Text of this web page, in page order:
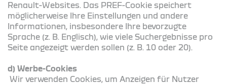
Renault-Websites. Das PREF-Cookie speichert
möglicherweise Ihre Einstellungen und andere
Informationen, insbesondere Ihre bevorzugte
Sprache (z. B. Englisch), wie viele Suchergebnisse pro
Seite angezeigt werden sollen (z. B. 10 oder 20).
d) Werbe-Cookies
Wir verwenden Cookies, um Anzeigen für Nutzer